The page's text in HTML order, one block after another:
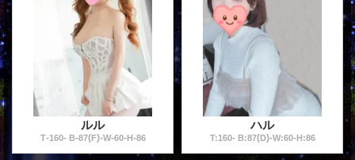
ルル
T-160-B-87( F)-W-60-H-86
ハル
T:160-B:87( D)-W:60-H:86